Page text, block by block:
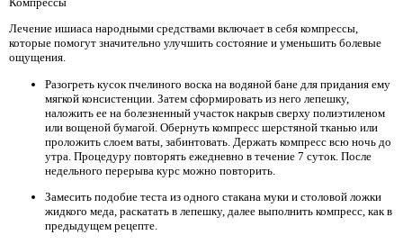
Лечение ишиаса народными средствами включает в себя компрессы,
которые помогут значительно улучшить состояние и уменьшить болевые
ощущения.
Разогреть кусок пчелиного воска на водяной бане для придания ему
мягкой консистенции. Затем сформировать из него лепешку,
наложить ее на болезненный участок накрыв сверху полиэтиленом
или вощеной бумагой. Обернуть компресс шерстяной тканью или
проложить слоем ваты, забинтовать. Держать компресс всю ночь до
утра. Процедуру повторять ежедневно в течение 7 суток. После
недельного перерыва курс можно повторить.
Замесить подобие теста из одного стакана муки и столовой ложки
жидкого меда, раскатать в лепешку, далее выполнить компресс, как в
предыдущем рецепте.